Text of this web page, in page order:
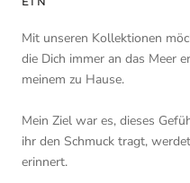
Mit unseren Kollektionen
die Dich immer an das Meer
meinem zu Hause.
Mein Ziel war es, dieses
ihr den Schmuck tragt,
erinnert.